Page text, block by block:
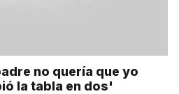
no quería que yo
la tabla en dos'